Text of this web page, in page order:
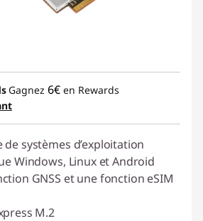
Gagnez 6€ en Rewards
de systèmes d’exploitation
Windows, Linux et Android
GNSS et une fonction eSIM
M.2